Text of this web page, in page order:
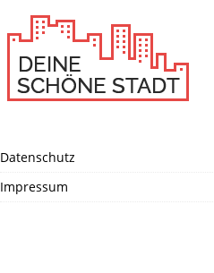
Datenschutz
Impressum